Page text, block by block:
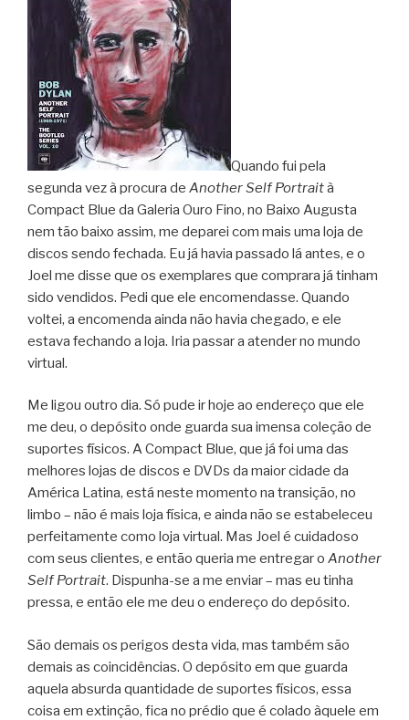
Quando fui pela
segunda vez à procura de Another Self Portraità
Compact Blue da Galeria Ouro Fino, no Baixo Augusta
nem tão baixo assim, me deparei com mais uma loja de
discos sendo fechada. Eu já havia passado lá antes, e o
Joel me disse que os exemplares que comprara já tinham
sido vendidos. Pedi que ele encomendasse. Quando
voltei, a encomenda ainda não havia chegado, e ele
estava fechando a loja. Iria passar a atender no mundo
virtual.
Me ligou outro dia. Só pude ir hoje ao endereço que ele
me deu, o depósito onde guarda sua imensa coleção de
suportes físicos. A Compact Blue, que já foi uma das
melhores lojas de discos e DVDs da maior cidade da
América Latina, está neste momento na transição, no
limbo – não é mais loja física, e ainda não se estabeleceu
perfeitamente como loja virtual. Mas Joel é cuidadoso
com seus clientes, e então queria me entregar o Another
Self Portrait. Dispunha-se a me enviar – mas eu tinha
pressa, e então ele me deu o endereço do depósito.
São demais os perigos desta vida, mas também são
demais as coincidências. O depósito em que guarda
aquela absurda quantidade de suportes físicos, essa
coisa em extinção, fica no prédio que é colado àquele em